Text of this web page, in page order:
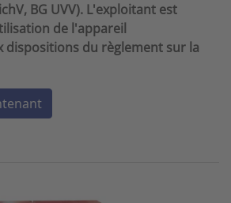
BG UVV). L'exploitant est
de l'appareil
dispositions du règlement sur la